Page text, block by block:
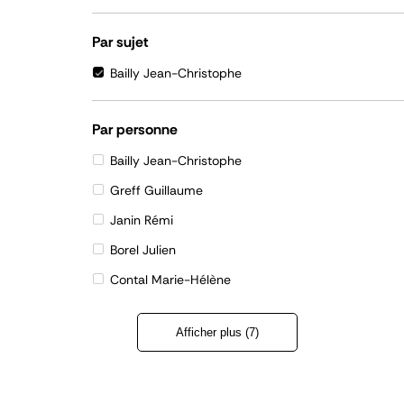
Par sujet
Bailly Jean-Christophe
Par personne
Bailly Jean-Christophe
Greff Guillaume
Janin Rémi
Borel Julien
Contal Marie-Hélène
Afficher plus (7)